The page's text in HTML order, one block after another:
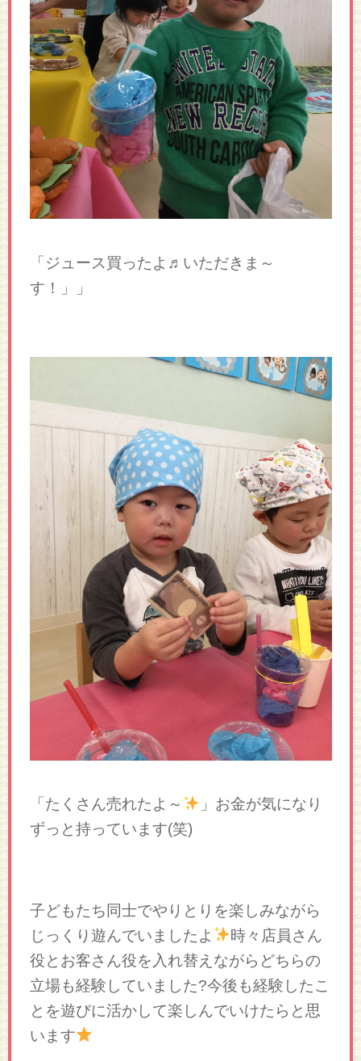
「ジュース買ったよ♬いただきま～
す！」」
「たくさん売れたよ～
」お金が気になり
ずっと持っています(笑)
子どもたち同士でやりとりを楽しみながら
じっくり遊んでいましたよ
時々店員さん
役とお客さん役を入れ替えながらどちらの
立場も経験していました?今後も経験したこ
とを遊びに活かして楽しんでいけたらと思
います